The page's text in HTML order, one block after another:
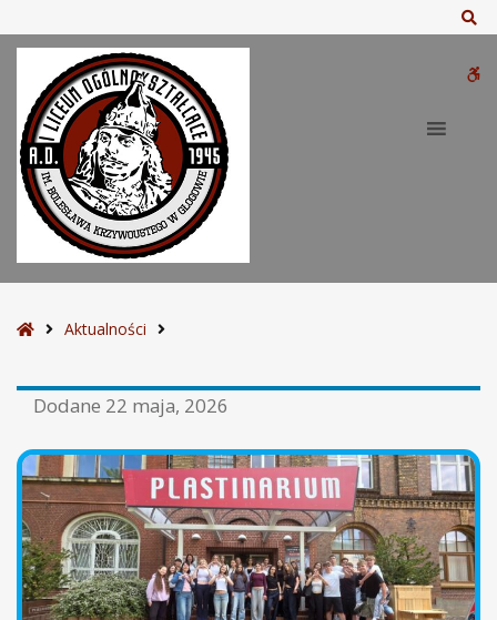
S
o
a
g
ł
ó
w
n
a
Aktualności
Dodane 22 maja, 2026